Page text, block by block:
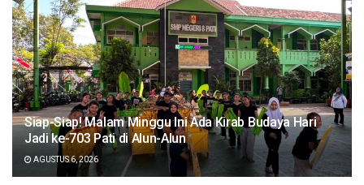
Siap-Siap! Malam Minggu Ini Ada Kirab Budaya Hari
Jadi ke-703 Pati di Alun-Alun
AGUSTUS 6, 2026